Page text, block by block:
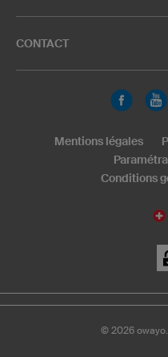
CONTACT
Mentions légales
Conditions
© 2026owayo.